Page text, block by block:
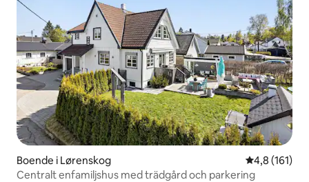
Boende i Lørenskog 4,8 av 5 i
4,8 (161)
Centralt enfamiljshus med trädgård och parkering